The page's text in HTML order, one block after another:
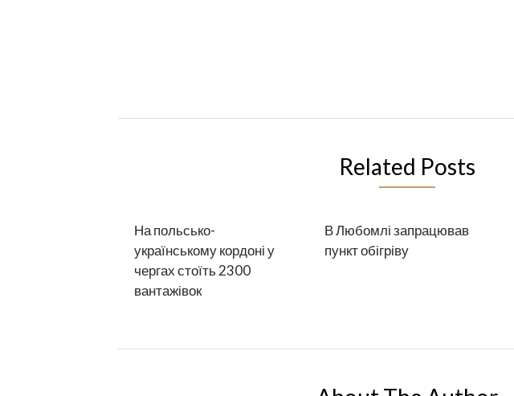
Related Posts
На польсько-
українському кордоні у
чергах стоїть 2300
вантажівок
В Любомлі запрацював
пункт обігріву